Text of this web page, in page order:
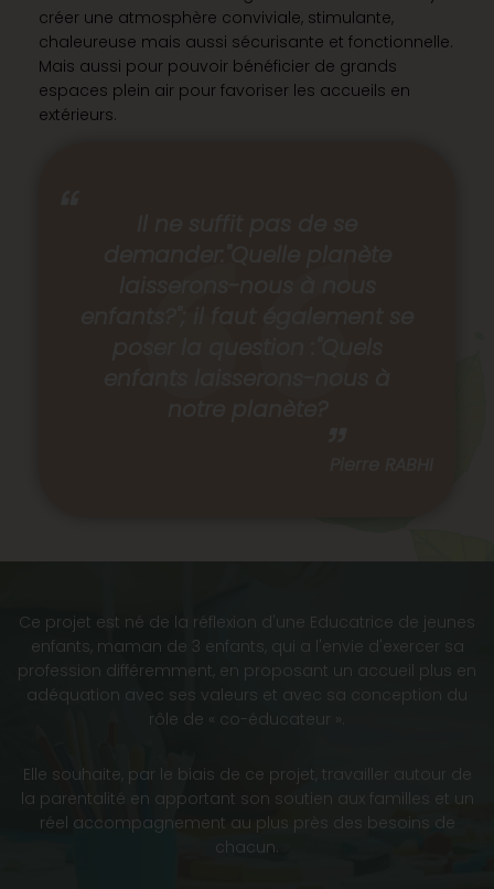
créer une atmosphère conviviale, stimulante,
chaleureuse mais aussi sécurisante et fonctionnelle.
Mais aussi pour pouvoir bénéficier de grands
espaces plein air pour favoriser les accueils en
extérieurs.
Ce projet est né de la réflexion d'une Educatrice de jeunes
enfants, maman de 3 enfants, qui a l'envie d'exercer sa
profession différemment, en proposant un accueil plus en
adéquation avec ses valeurs et avec sa conception du
rôle de « co-éducateur ».
Elle souhaite, par le biais de ce projet, travailler autour de
la parentalité en apportant son soutien aux familles et un
réel accompagnement au plus près des besoins de
chacun.